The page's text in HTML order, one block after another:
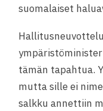
suomalaiset
tämän tapahtua.
mutta sille ei
salkku annettiin